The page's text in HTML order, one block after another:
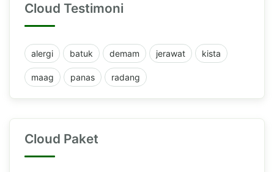
Cloud Testimoni
alergi batuk demam jerawat kista
maag panas radang
Cloud Paket